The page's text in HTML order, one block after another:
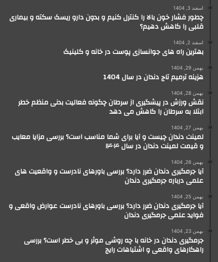
اسفند 3, 1404
چطور فشار خون بالا را کنترل کنیم و بدون دارو ریسک سکته و بیماری
قلبی را کاهش دهیم؟
اسفند 2, 1404
بهترین راه های جوانسازی پوست در خانه و کلینیک
بهمن 29, 1404
هزینه ترمیم تاج دندان در سال 1404
بهمن 28, 1404
نقش ورزش در پیشگیری از سرطان چگونه فعالیت بدنی منظم خطر
ابتلا به سرطان را کاهش می دهد
بهمن 27, 1404
لمینت دندان چیست و آیا برای شما مناسب است؟ بررسی مزایا معایب
و قیمت لمینت دندان در سال ۱۴۰۴
بهمن 26, 1404
آیا جرمگیری دندان ضرر دارد؟ بررسی باورهای نادرست و واقعیت های
علمی درباره جرمگیری دندان
بهمن 25, 1404
آیا جرمگیری دندان ضرر دارد؟ بررسی باورهای نادرست عوارض واقعی و
فواید علمی جرمگیری دندان
بهمن 23, 1404
جرمگیری دندان در خانه با چه روشی موثر و بی خطر است؟ بررسی
راهکارهای واقعی و اشتباهات رایج